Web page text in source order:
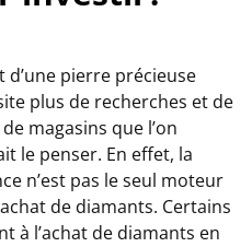
d’une pierre précieuse
plus de recherches et de
magasins que l’on
le penser. En effet, la
n’est pas le seul moteur
de diamants. Certains
à l’achat de diamants en